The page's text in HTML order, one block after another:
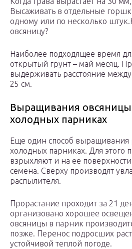
Высаживать в отдельные
одному или по несколько
овсяницу?
Наиболее подходящее время
открытый грунт – май месяц.
выдерживать расстояние
25 см.
Выращивания овсяницы
холодных парниках
Еще один способ выращивания
холодных парниках. Для этого
взрыхляют и на ее
семена. Сверху производят
распылителя.
Прорастание проходит за 21
организовано хорошее
овсяницы в парник
позже. Перенос подросших
устойчивой теплой погоде.